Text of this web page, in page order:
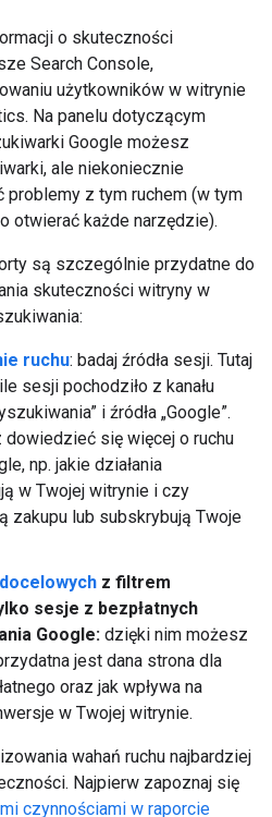
o skuteczności
Search Console,
użytkowników w witrynie
Na panelu dotyczącym
Google możesz
ale niekoniecznie
z tym ruchem (w tym
otwierać każde narzędzie).
są szczególnie przydatne do
skuteczności witryny w
ruchu: badaj źródła sesji. Tutaj
sesji pochodziło z kanału
i źródła „Google”.
dowiedzieć się więcej o ruchu
np. jakie działania
w Twojej witrynie i czy
zakupu lub subskrybują Twoje
z filtrem
sesje z bezpłatnych
Google: dzięki nim możesz
jest dana strona dla
oraz jak wpływa na
w Twojej witrynie.
wahań ruchu najbardziej
Najpierw zapoznaj się
czynnościami w raporcie